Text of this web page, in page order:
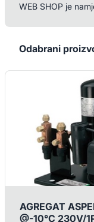
WEB SHOP je
Odabrani
AGREGAT
@-10°C 230V/